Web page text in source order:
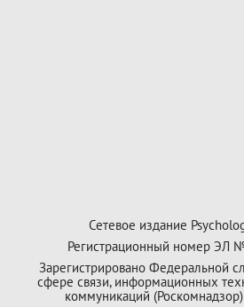
Сетевое издание
Регистрационный номер ЭЛ
Зарегистрировано Федеральной
сфере связи, информационных
коммуникаций